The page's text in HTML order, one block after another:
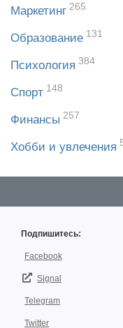
Маркетинг 265
Образование 131
Психология 384
Спорт 148
Финансы 257
Хобби и увлечения
Подпишитесь:
Facebook
Signal
Telegram
Twitter